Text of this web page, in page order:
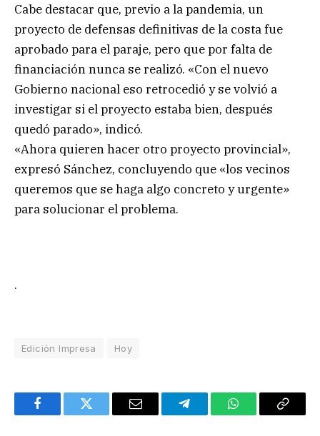
Cabe destacar que, previo a la pandemia, un
proyecto de defensas definitivas de la costa fue
aprobado para el paraje, pero que por falta de
financiación nunca se realizó. «Con el nuevo
Gobierno nacional eso retrocedió y se volvió a
investigar si el proyecto estaba bien, después
quedó parado», indicó.
«Ahora quieren hacer otro proyecto provincial»,
expresó Sánchez, concluyendo que «los vecinos
queremos que se haga algo concreto y urgente»
para solucionar el problema.
.
Edición Impresa Hoy
FacebookTwitter Email TelegramWhatsAppCopy